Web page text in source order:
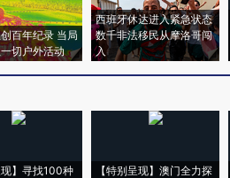
百年纪录 当局
切户外活动
西班牙休达进入紧急状态
数千非法移民从摩洛哥闯
入
现】寻找100种
【特别呈现】澳门全力探